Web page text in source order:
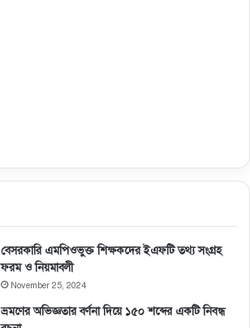
বেসরকারি এমপিওভুক্ত শিক্ষকদের ইএফটি তথ্য সংগ্রহ
ফরম ও নিয়মাবলী
November 25, 2024
ভ্রমণের অভিজ্ঞতার বর্ণনা দিয়ে ১৫০ শব্দের একটি নিবন্ধ